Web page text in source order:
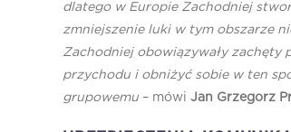
dlatego w Europie Zachodniej
zmniejszenie luki w tym obszarze
Zachodniej obowiązywały zachęty
przychodu i obniżyć sobie w ten
grupowemu – mówi Jan Grzegorz